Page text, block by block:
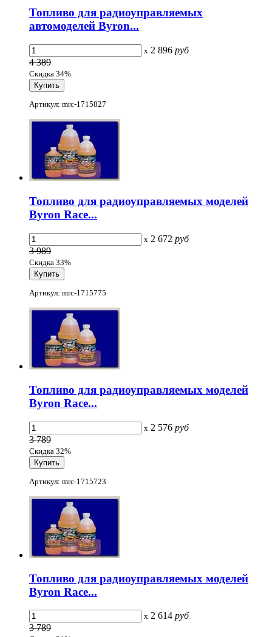
Топливо для радиоуправляемых
автомоделей Byron...
x 2 896 руб
4 389
Скидка 34%
Артикул: mrc-1715827
Топливо для радиоуправляемых моделей
Byron Race...
x 2 672 руб
3 989
Скидка 33%
Артикул: mrc-1715775
Топливо для радиоуправляемых моделей
Byron Race...
x 2 576 руб
3 789
Скидка 32%
Артикул: mrc-1715723
Топливо для радиоуправляемых моделей
Byron Race...
x 2 614 руб
3 789